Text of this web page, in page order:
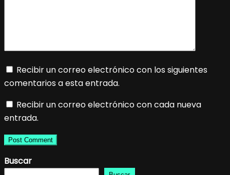
Recibir un correo electrónico con los siguientes
comentarios a esta entrada.
Recibir un correo electrónico con cada nueva
entrada.
Buscar